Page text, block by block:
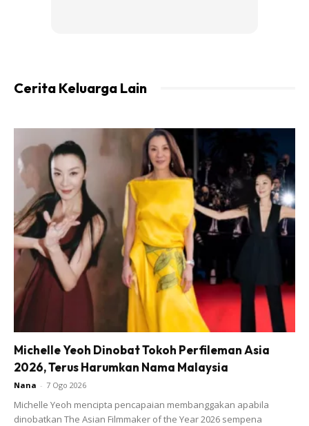
Cerita Keluarga Lain
Michelle Yeoh Dinobat Tokoh Perfileman Asia
2026, Terus Harumkan Nama Malaysia
Nana - 7 Ogo 2026
Michelle Yeoh mencipta pencapaian membanggakan apabila
dinobatkan The Asian Filmmaker of the Year 2026 sempena